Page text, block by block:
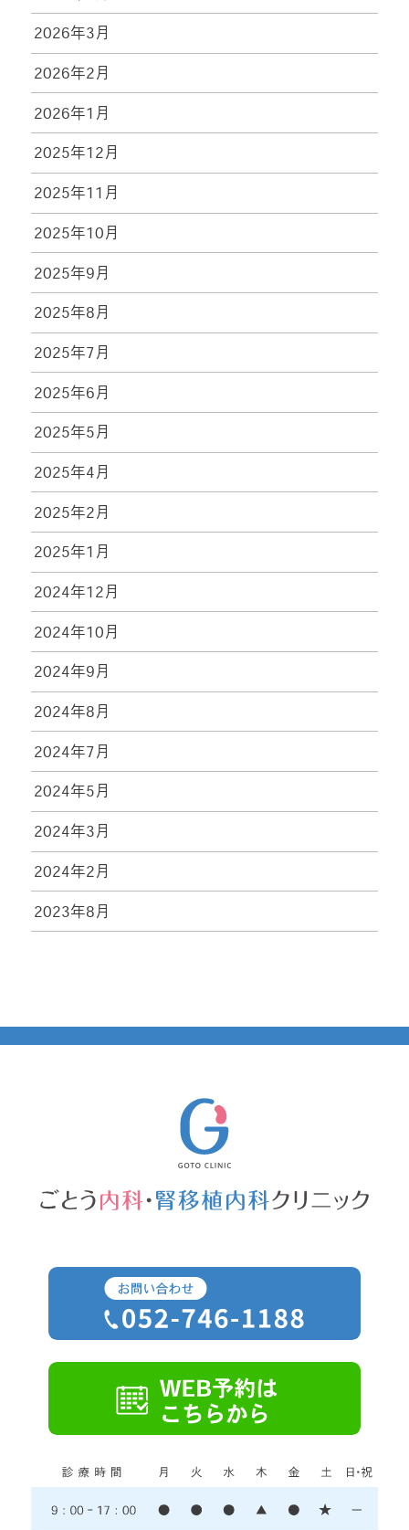
2026年3月
2026年2月
2026年1月
2025年12月
2025年11月
2025年10月
2025年9月
2025年8月
2025年7月
2025年6月
2025年5月
2025年4月
2025年2月
2025年1月
2024年12月
2024年10月
2024年9月
2024年8月
2024年7月
2024年5月
2024年3月
2024年2月
2023年8月